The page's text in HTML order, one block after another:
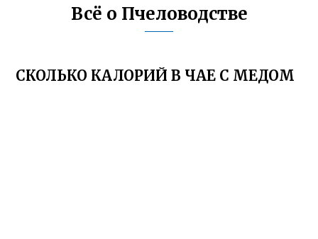
Всё о Пчеловодстве
СКОЛЬКО КАЛОРИЙ В ЧАЕ С МЕДОМ